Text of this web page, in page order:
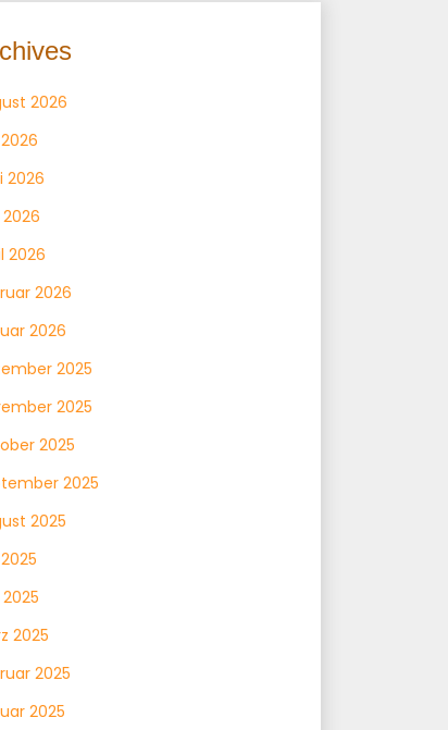
2026
2026
2026
2026
2026
2025
2025
2025
2025
2025
2025
2025
2025